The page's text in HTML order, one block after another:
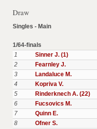
Draw
Singles - Main
1/64-finals
1
Sinner J. (1)
2
Fearnley J.
3
Landaluce M.
4
Kopriva V.
5
Rinderknech A. (22)
6
Fucsovics M.
7
Quinn E.
8
Ofner S.